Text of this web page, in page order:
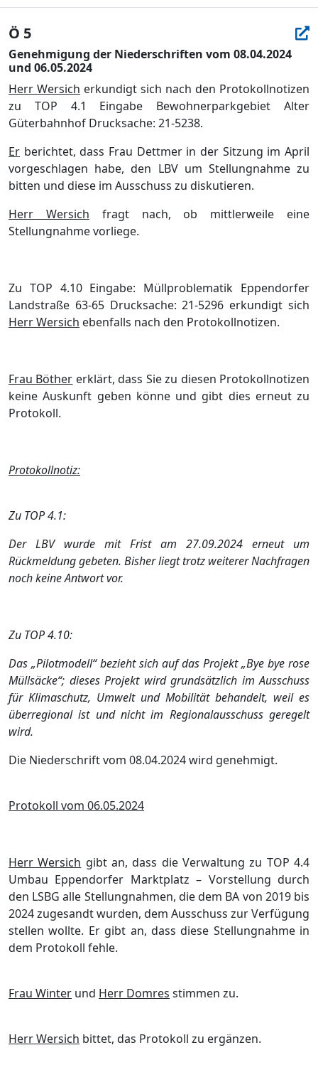
Ö 5
Genehmigung der Niederschriften vom 08.04.2024
und 06.05.2024
Herr Wersich erkundigt sich nach den Protokollnotizen
zu TOP 4.1 Eingabe Bewohnerparkgebiet Alter
Güterbahnhof Drucksache: 21-5238.
Er berichtet, dass Frau Dettmer in der Sitzung im April
vorgeschlagen habe, den LBV um Stellungnahme zu
bitten und diese im Ausschuss zu diskutieren.
Herr Wersich fragt nach, ob mittlerweile eine
Stellungnahme vorliege.
Zu TOP 4.10 Eingabe: Müllproblematik Eppendorfer
Landstraße 63-65 Drucksache: 21-5296 erkundigt sich
Herr Wersich ebenfalls nach den Protokollnotizen.
Frau Böther erklärt, dass Sie zu diesen Protokollnotizen
keine Auskunft geben könne und gibt dies erneut zu
Protokoll.
Protokollnotiz:
Zu TOP 4.1:
Der LBV wurde mit Frist am 27.09.2024 erneut um
Rückmeldung gebeten. Bisher liegt trotz weiterer Nachfragen
noch keine Antwort vor.
Zu TOP 4.10:
Das „Pilotmodell“ bezieht sich auf das Projekt „Bye bye rose
Müllsäcke“; dieses Projekt wird grundsätzlich im Ausschuss
für Klimaschutz, Umwelt und Mobilität behandelt, weil es
überregional ist und nicht im Regionalausschuss geregelt
wird.
Die Niederschrift vom 08.04.2024 wird genehmigt.
Protokoll vom 06.05.2024
Herr Wersich gibt an, dass die Verwaltung zu TOP 4.4
Umbau Eppendorfer Marktplatz – Vorstellung durch
den LSBG alle Stellungnahmen, die dem BA von 2019 bis
2024 zugesandt wurden, dem Ausschuss zur Verfügung
stellen wollte. Er gibt an, dass diese Stellungnahme in
dem Protokoll fehle.
Frau Winter und Herr Domres stimmen zu.
Herr Wersich bittet, das Protokoll zu ergänzen.